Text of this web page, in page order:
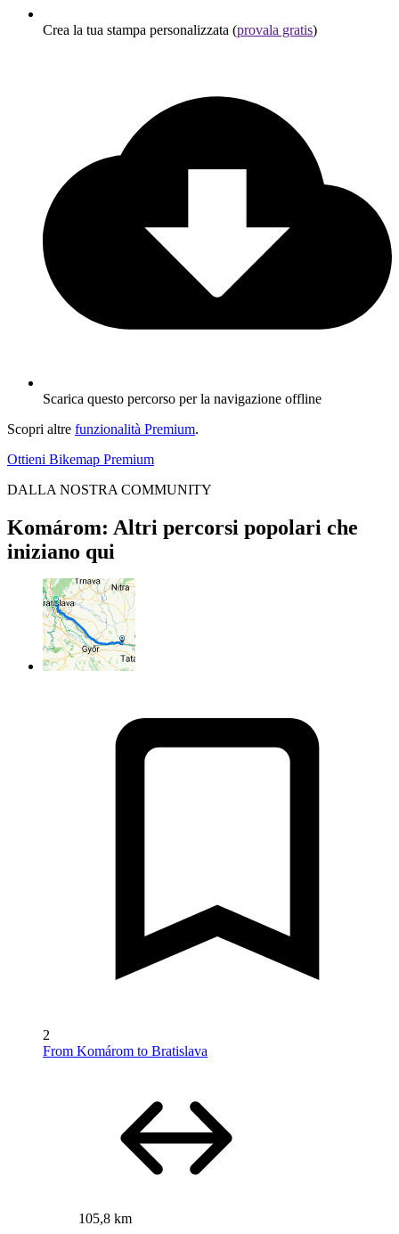
Crea la tua stampa personalizzata (provala gratis)
Scarica questo percorso per la navigazione offline
Scopri altre funzionalità Premium.
Ottieni Bikemap Premium
DALLA NOSTRA COMMUNITY
Komárom: Altri percorsi popolari che
iniziano qui
2
From Komárom to Bratislava
105,8 km